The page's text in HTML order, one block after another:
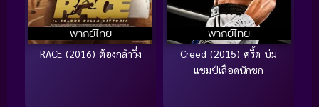
พากย์ไทย
RACE (2016) ต้องกล้าวิ่ง
พากย์ไทย
Creed (2015) ครี้ด บ่ม
แชมป์เลือดนักชก